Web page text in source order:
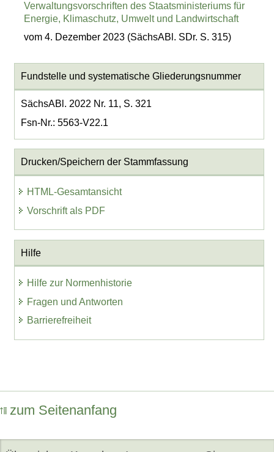
Verwaltungsvorschriften des Staatsministeriums für
Energie, Klimaschutz, Umwelt und Landwirtschaft
vom 4. Dezember 2023 (SächsABl. SDr. S. 315)
Fundstelle und systematische Gliederungsnummer
SächsABl. 2022 Nr. 11, S. 321
Fsn-Nr.: 5563-V22.1
Drucken/Speichern der Stammfassung
HTML-Gesamtansicht
Vorschrift als PDF
Hilfe
Hilfe zur Normenhistorie
Fragen und Antworten
Barrierefreiheit
zum Seitenanfang